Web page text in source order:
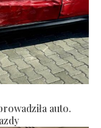
auto.